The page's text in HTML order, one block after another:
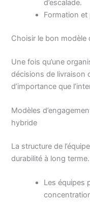
d’escalade.
Formation et
Choisir le bon modèle
Une fois qu’une
décisions de livraison
d’importance que
Modèles
hybride
La structure de
durabilité à long terme.
Les équipes